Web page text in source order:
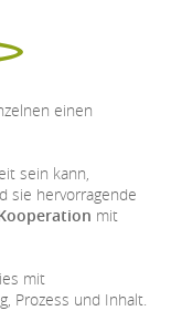
einen
sein kann,
sie hervorragende
mit
mit
Prozess und Inhalt.